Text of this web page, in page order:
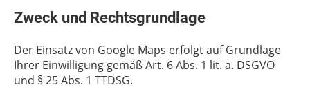
Zweck und Rechtsgrundlage
Der Einsatz von Google Maps erfolgt auf Grundlage
Ihrer Einwilligung gemäß Art. 6 Abs. 1 lit. a. DSGVO
und § 25 Abs. 1 TTDSG.